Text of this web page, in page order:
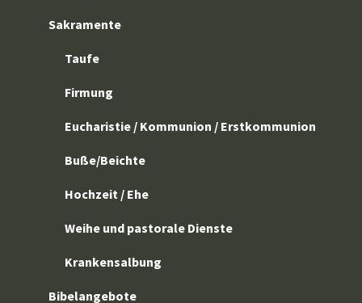
Sakramente
Taufe
Firmung
Eucharistie / Kommunion / Erstkommunion
Buße/Beichte
Hochzeit / Ehe
Weihe und pastorale Dienste
Krankensalbung
Bibelangebote